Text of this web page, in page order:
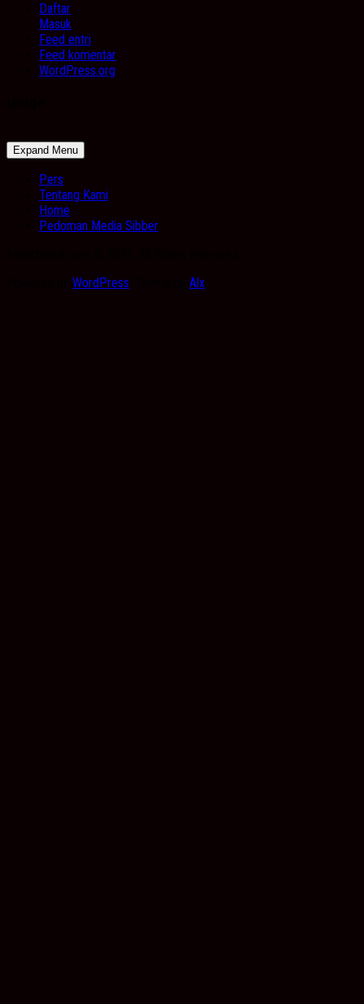
Daftar
Masuk
Feed entri
Feed komentar
WordPress.org
Expand Menu
Pers
Tentang Kami
Home
Pedoman Media Sibber
WordPress Alx